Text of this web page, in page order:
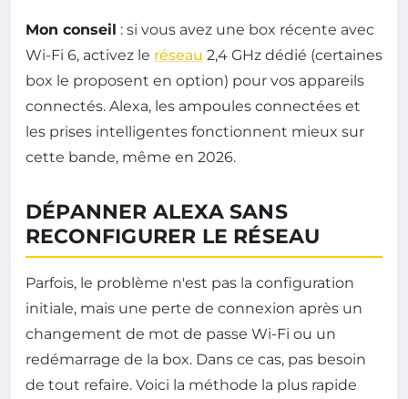
Mon conseil : si vous avez une box récente avec
Wi-Fi 6, activez le réseau 2,4 GHz dédié (certaines
box le proposent en option) pour vos appareils
connectés. Alexa, les ampoules connectées et
les prises intelligentes fonctionnent mieux sur
cette bande, même en 2026.
DÉPANNER ALEXA SANS
RECONFIGURER LE RÉSEAU
Parfois, le problème n'est pas la configuration
initiale, mais une perte de connexion après un
changement de mot de passe Wi-Fi ou un
redémarrage de la box. Dans ce cas, pas besoin
de tout refaire. Voici la méthode la plus rapide